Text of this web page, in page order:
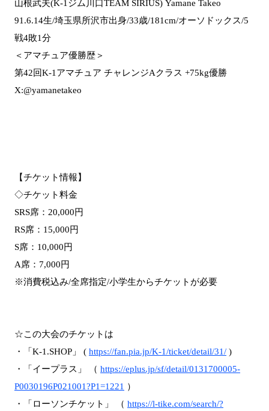
山根武夫(K-1ジム川口TEAM SIRIUS) Yamane Takeo
91.6.14生/埼玉県所沢市出身/33歳/181cm/オーソドックス/5
戦4敗1分
＜アマチュア優勝歴＞
第42回K-1アマチュア チャレンジAクラス +75kg優勝
X:@yamanetakeo
【チケット情報】
◇チケット料金
SRS席：20,000円
RS席：15,000円
S席：10,000円
A席：7,000円
※消費税込み/全席指定/小学生からチケットが必要
☆この大会のチケットは
・「K-1.SHOP」 ( https://fan.pia.jp/K-1/ticket/detail/31/ )
・「イープラス」 （ https://eplus.jp/sf/detail/0131700005-
P0030196P021001?P1=1221 ）
・「ローソンチケット」 （ https://l-tike.com/search/?